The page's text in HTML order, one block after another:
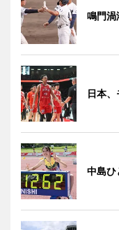
鳴門
日本
中島ひ